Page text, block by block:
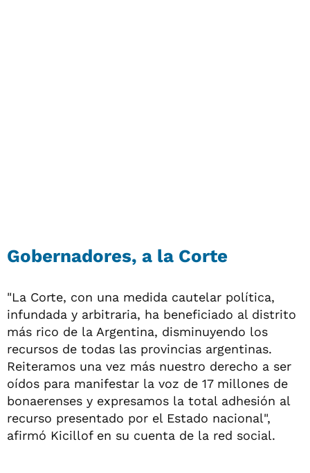
Gobernadores, a la Corte
"La Corte, con una medida cautelar política,
infundada y arbitraria, ha beneficiado al distrito
más rico de la Argentina, disminuyendo los
recursos de todas las provincias argentinas.
Reiteramos una vez más nuestro derecho a ser
oídos para manifestar la voz de 17 millones de
bonaerenses y expresamos la total adhesión al
recurso presentado por el Estado nacional",
afirmó Kicillof en su cuenta de la red social.